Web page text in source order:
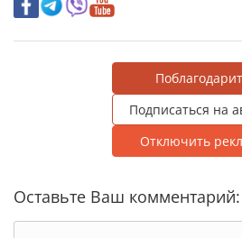
Подписаться на
Отключить
Оставьте Ваш комментарий: